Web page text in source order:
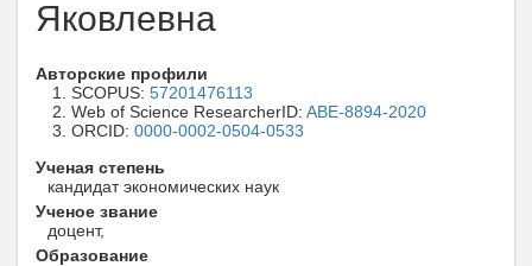
Яковлевна
Авторские профили
SCOPUS: 57201476113
Web of Science ResearcherID: ABE-8894-2020
ORCID: 0000-0002-0504-0533
Ученая степень
кандидат экономических наук
Ученое звание
доцент,
Образование